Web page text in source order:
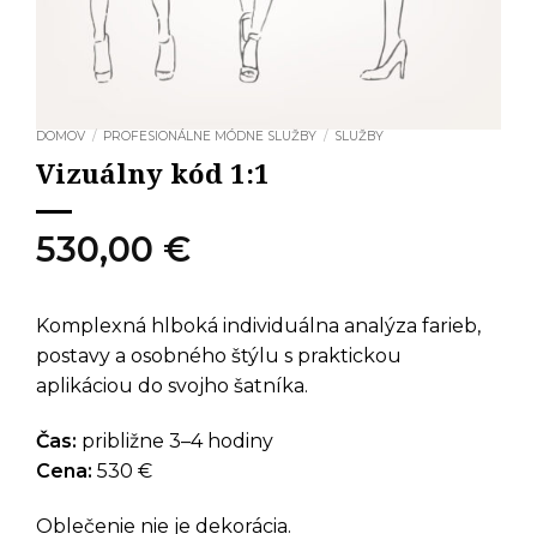
DOMOV / PROFESIONÁLNE MÓDNE SLUŽBY / SLUŽBY
Vizuálny kód 1:1
530,00 €
Komplexná hlboká individuálna analýza farieb,
postavy a osobného štýlu s praktickou
aplikáciou do svojho šatníka.
Čas: približne 3–4 hodiny
Cena: 530 €
Oblečenie nie je dekorácia.